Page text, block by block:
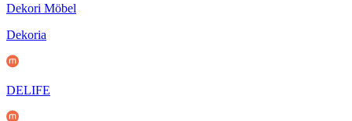
Dekori Möbel
Dekoria
DELIFE